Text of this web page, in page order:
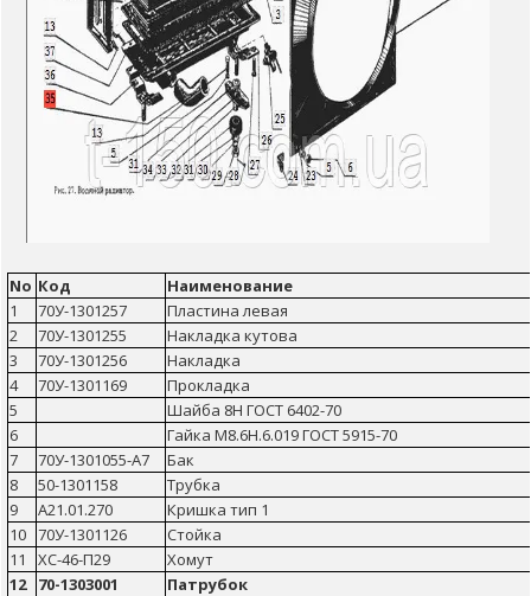
No Код
Наименование
1
70У-1301257
Пластина левая
2
70У-1301255
Накладка кутова
3
70У-1301256
Накладка
4
70У-1301169
Прокладка
5
Шайба 8Н ГОСТ 6402-70
6
Гайка М8.6Н.6.019 ГОСТ 5915-70
7
70У-1301055-А7
Бак
8
50-1301158
Трубка
9
А21.01.270
Кришка тип 1
10 70У-1301126
Стойка
11
ХС-46-П29
Хомут
12
70-1303001 Патрубок